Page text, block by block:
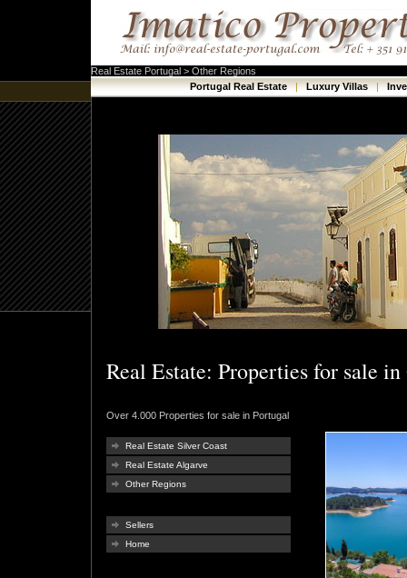
Real Estate Portugal > Other Regions
Portugal Real Estate | Luxury Villas |
Real Estate: Properties for sale
Over 4.000 Properties for sale in Portugal
Real Estate Silver Coast
Real Estate Algarve
Other Regions
Sellers
Home